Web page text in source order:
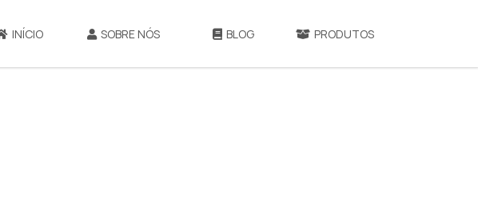
INÍCIO SOBRE NÓS BLOG PRODUTOS